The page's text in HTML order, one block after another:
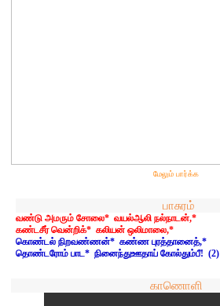
மேலும் பார்க்க
பாசுரம்
வண்டு அமரும் சோலை* வயல்ஆலி நல்நாடன்,*
கண்டசீர் வென்றிக்* கலியன் ஒலிமாலை,*
கொண்டல் நிறவண்ணன்* கண்ண புரத்தானைத்,*
தொண்டரோம் பாட* நினைந்துஊதாய் கோல்தும்பீ! (2)
காணொளி